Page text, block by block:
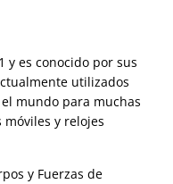
y es conocido por sus
utilizados
mundo para muchas
y relojes
y Fuerzas de